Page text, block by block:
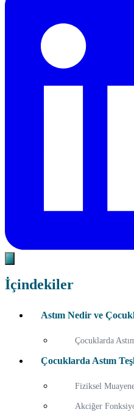
İçindekiler
Astım Nedir ve
Çocuklarda
Çocuklarda Astım
Fiziksel
Akciğer